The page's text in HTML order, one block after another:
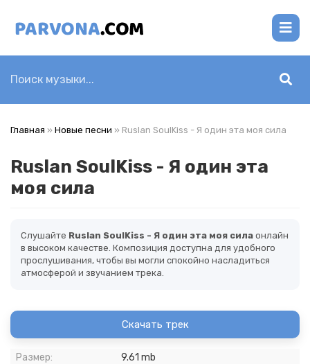
Главная » Новые песни » Ruslan SoulKiss - Я один эта моя сила
Ruslan SoulKiss - Я один эта
моя сила
Слушайте Ruslan SoulKiss - Я один эта моя сила онлайн
в высоком качестве. Композиция доступна для удобного
прослушивания, чтобы вы могли спокойно насладиться
атмосферой и звучанием трека.
Скачать трек
Размер:
9.61 mb